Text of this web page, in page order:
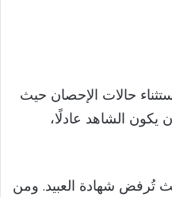
حالات الإحصان حيث
يكون الشاهد عادلًا،
تُرفض شهادة العبيد. ومن